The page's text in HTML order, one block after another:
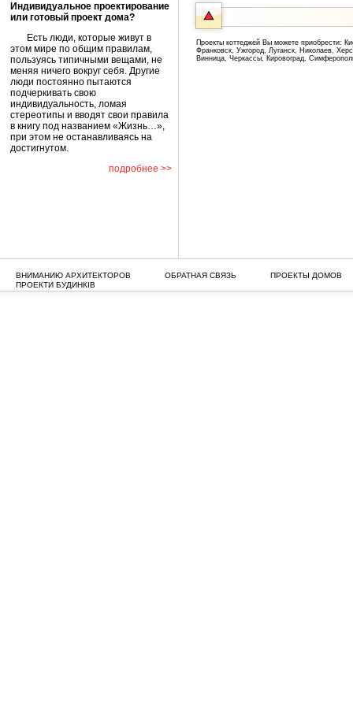
Индивидуальное проектирование
или готовый проект дома?
Есть люди, которые живут в
этом мире по общим правилам,
пользуясь типичными вещами, не
меняя ничего вокруг себя. Другие
люди постоянно пытаются
подчеркивать свою
индивидуальность, ломая
стереотипы и вводят свои правила
в книгу под названием «Жизнь…»,
при этом не останавливаясь на
достигнутом.
подробнее >>
Проекты коттеджей Вы можете приобрести:
Франковск, Ужгород, Луганск, Николаев,
Винница, Черкассы, Кировоград,
ВНИМАНИЮ АРХИТЕКТОРОВ ОБРАТНАЯ СВЯЗЬ
ПРОЕКТЫ ДОМОВ
ПРОЕКТИ БУДИНКІВ